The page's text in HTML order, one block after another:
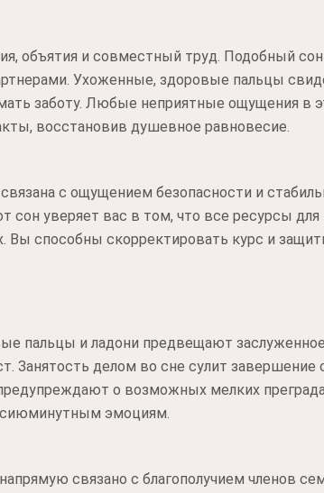
объятия и совместный труд. Подобный
Ухоженные, здоровые пальцы
заботу. Любые неприятные ощущения в
восстановив душевное равновесие.
с ощущением безопасности и
уверяет вас в том, что все ресурсы для
Вы способны скорректировать курс и
пальцы и ладони предвещают
делом во сне сулит завершение
о возможных мелких
сиюминутным эмоциям.
связано с благополучием членов